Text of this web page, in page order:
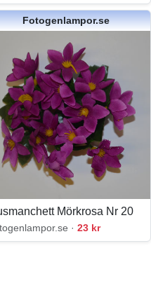
Fotogenlampor.se
Mörkrosa Nr 20
·23 kr